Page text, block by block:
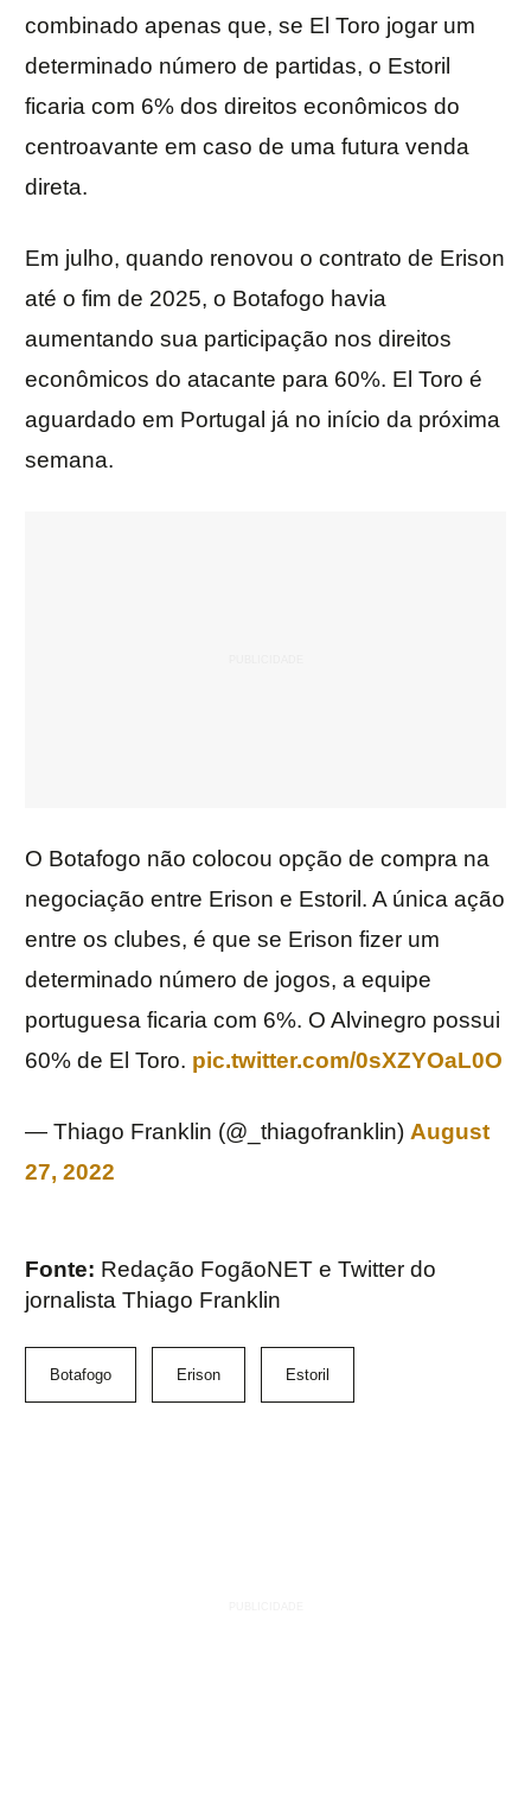
combinado apenas que, se El Toro jogar um
determinado número de partidas, o Estoril
ficaria com 6% dos direitos econômicos do
centroavante em caso de uma futura venda
direta.
Em julho, quando renovou o contrato de Erison
até o fim de 2025, o Botafogo havia
aumentando sua participação nos direitos
econômicos do atacante para 60%. El Toro é
aguardado em Portugal já no início da próxima
semana.
O Botafogo não colocou opção de compra na
negociação entre Erison e Estoril. A única ação
entre os clubes, é que se Erison fizer um
determinado número de jogos, a equipe
portuguesa ficaria com 6%. O Alvinegro possui
60% de El Toro. pic.twitter.com/0sXZYOaL0O
— Thiago Franklin (@_thiagofranklin) August
27, 2022
Fonte: Redação FogãoNET e Twitter do
jornalista Thiago Franklin
Botafogo Erison Estoril